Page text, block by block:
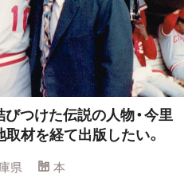
つけた伝説の人物・今里
材を経て出版したい。
県
本